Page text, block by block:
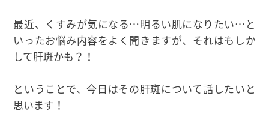
最近、くすみが気になる…明るい肌になりたい…と
いったお悩み内容をよく聞きますが、それはもしか
して肝斑かも？！
ということで、今日はその肝斑について話したいと
思います！